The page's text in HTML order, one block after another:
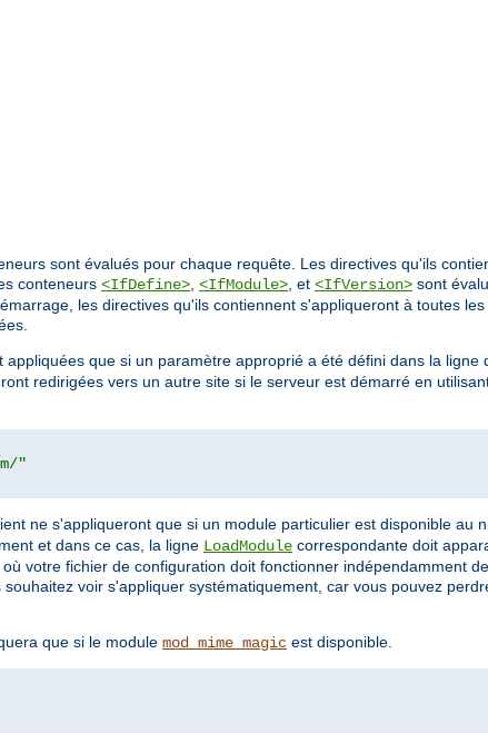
sont évalués pour chaque requête. Les directives qu'ils
conteneurs <IfDefine> <IfModule> , et <IfVersion> sont
les directives qu'ils contiennent s'appliqueront à toutes
que si un paramètre approprié a été défini dans la ligne
redirigées vers un autre site si le serveur est démarré en
"
ne s'appliqueront que si un module particulier est disponible au
et dans ce cas, la ligne LoadModule correspondante doit
votre fichier de configuration doit fonctionner indépendamment
voir s'appliquer systématiquement, car vous pouvez
que si le module mod_mime_magic est disponible.